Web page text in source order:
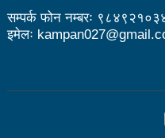
दुईपिपलमा बुधबार रोपाइ
जनप्रतिनिधि
Public governance
सम्पर्क फोन नम्बरः
इमेलः